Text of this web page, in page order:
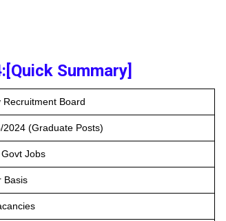
Summary]
Recruitment Board
2024 (Graduate Posts)
Jobs
Basis